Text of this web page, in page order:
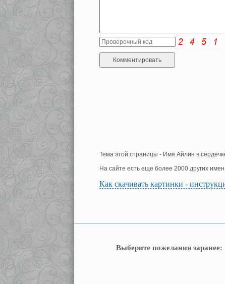
Тема этой страницы - Имя Айлин в
На сайте есть еще более 2000 других
Как скачивать картинки -
Выберите пожелания заранее: